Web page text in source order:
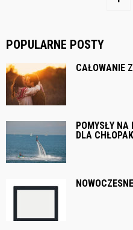
POPULARNE POSTY
CAŁOWANIE
POMYSŁY NA
DLA